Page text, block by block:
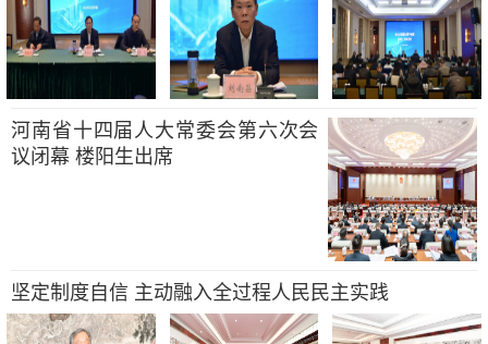
河南省十四届人大常委会第六次会
议闭幕 楼阳生出席
坚定制度自信 主动融入全过程人民民主实践